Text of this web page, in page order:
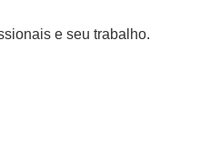
e seu trabalho.